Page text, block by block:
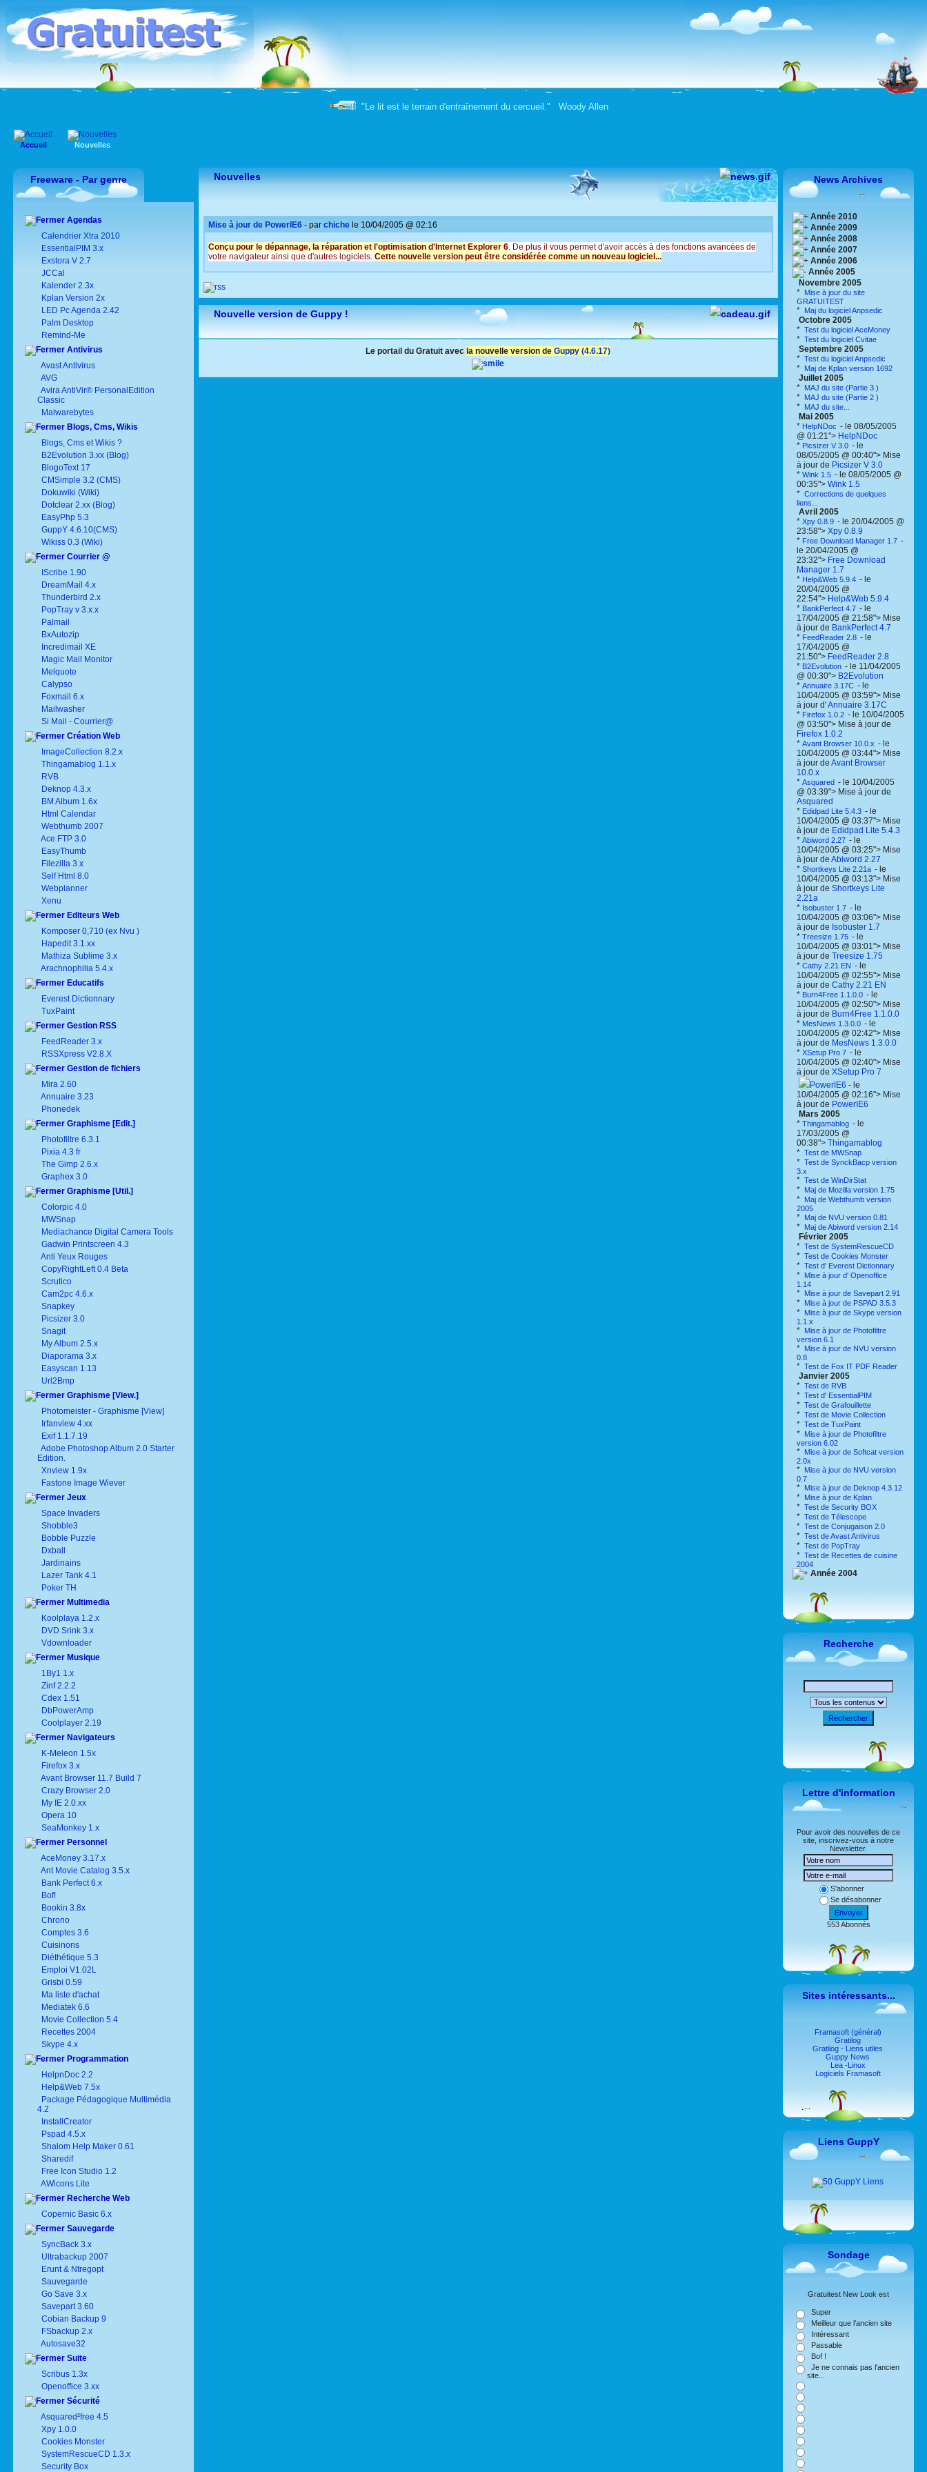
"Le lit est le terrain d'entraînement du cercueil." Woody Allen
Accueil Nouvelles
Freeware - Par genre
Agendas
Calendrier Xtra 2010
EssentialPIM 3.x
Exstora V 2.7
JCCal
Kalender 2.3x
Kplan Version 2x
LED Pc Agenda 2.42
Palm Desktop
Remind-Me
Antivirus
Avast Antivirus
AVG
Avira AntiVir® PersonalEdition
Classic
Malwarebytes
Blogs, Cms, Wikis
Blogs, Cms et Wikis ?
B2Evolution 3.xx (Blog)
BlogoText 17
CMSimple 3.2 (CMS)
Dokuwiki (Wiki)
Dotclear 2.xx (Blog)
EasyPhp 5.3
GuppY 4.6.10(CMS)
Wikiss 0.3 (Wiki)
Courrier @
IScribe 1.90
DreamMail 4.x
Thunderbird 2.x
PopTray v 3.x.x
Palmail
BxAutozip
Incredimail XE
Magic Mail Monitor
Melquote
Calypso
Foxmail 6.x
Mailwasher
Si Mail - Courrier@
Création Web
ImageCollection 8.2.x
Thingamablog 1.1.x
RVB
Deknop 4.3.x
BM Album 1.6x
Html Calendar
Webthumb 2007
Ace FTP 3.0
EasyThumb
Filezilla 3.x
Self Html 8.0
Webplanner
Xenu
Editeurs Web
Komposer 0,710 (ex Nvu )
Hapedit 3.1.xx
Mathiza Sublime 3.x
Arachnophilia 5.4.x
Educatifs
Everest Dictionnary
TuxPaint
Gestion RSS
FeedReader 3.x
RSSXpress V2.8.X
Gestion de fichiers
Mira 2.60
Annuaire 3.23
Phonedek
Graphisme [Edit.]
Photofiltre 6.3.1
Pixia 4.3 fr
The Gimp 2.6.x
Graphex 3.0
Graphisme [Util.]
Colorpic 4.0
MWSnap
Mediachance Digital Camera Tools
Gadwin Printscreen 4.3
Anti Yeux Rouges
CopyRightLeft 0.4 Beta
Scrutico
Cam2pc 4.6.x
Snapkey
Picsizer 3.0
Snagit
My Album 2.5.x
Diaporama 3.x
Easyscan 1.13
Url2Bmp
Graphisme [View.]
Photomeister - Graphisme [View]
Irfanview 4.xx
Exif 1.1.7.19
Adobe Photoshop Album 2.0 Starter
Edition.
Xnview 1.9x
Fastone Image Wiever
Jeux
Space Invaders
Shobble3
Bobble Puzzle
Dxball
Jardinains
Lazer Tank 4.1
Poker TH
Multimedia
Koolplaya 1.2.x
DVD Srink 3.x
Vdownloader
Musique
1By1 1.x
Zinf 2.2.2
Cdex 1.51
DbPowerAmp
Coolplayer 2.19
Navigateurs
K-Meleon 1.5x
Firefox 3.x
Avant Browser 11.7 Build 7
Crazy Browser 2.0
My IE 2.0.xx
Opera 10
SeaMonkey 1.x
Personnel
AceMoney 3.17.x
Ant Movie Catalog 3.5.x
Bank Perfect 6.x
Bof!
Bookin 3.8x
Chrono
Comptes 3.6
Cuisinons
Diéthétique 5.3
Emploi V1.02L
Grisbi 0.59
Ma liste d'achat
Mediatek 6.6
Movie Collection 5.4
Recettes 2004
Skype 4.x
Programmation
HelpnDoc 2.2
Help&Web 7.5x
Package Pédagogique Multimédia
4.2
InstallCreator
Pspad 4.5.x
Shalom Help Maker 0.61
Sharedif
Free Icon Studio 1.2
AWicons Lite
Recherche Web
Copernic Basic 6.x
Sauvegarde
SyncBack 3.x
Ultrabackup 2007
Erunt & Ntregopt
Sauvegarde
Go Save 3.x
Savepart 3.60
Cobian Backup 9
FSbackup 2.x
Autosave32
Suite
Scribus 1.3x
Openoffice 3.xx
Sécurité
Asquared²free 4.5
Xpy 1.0.0
Cookies Monster
SystemRescueCD 1.3.x
Security Box
Nouvelles
Mise à jour de PowerIE6 - par chiche le 10/04/2005 @ 02:16
Conçu pour le dépannage, la réparation et l'optimisation d'Internet Explorer 6. De plus il vous permet d'avoir accès à des fonctions avancées de
votre navigateur ainsi que d'autres logiciels. Cette nouvelle version peut être considérée comme un nouveau logiciel...
Nouvelle version de Guppy !
Le portail du Gratuit avec la nouvelle version de Guppy (4.6.17)
News Archives
Année 2010
Année 2009
Année 2008
Année 2007
Année 2006
Année 2005
Novembre 2005
* Mise à jour du site
GRATUITEST
* Maj du logiciel Anpsedic
Octobre 2005
* Test du logiciel AceMoney
* Test du logiciel Cvitae
Septembre 2005
* Test du logiciel Anpsedic
* Maj de Kplan version 1692
Juillet 2005
* MAJ du site (Partie 3 )
* MAJ du site (Partie 2 )
* MAJ du site...
Mai 2005
* HelpNDoc - le 08/05/2005
@ 01:21"> HelpNDoc
* Picsizer V 3.0 - le
08/05/2005 @ 00:40"> Mise
à jour de Picsizer V 3.0
* Wink 1.5 - le 08/05/2005 @
00:35"> Wink 1.5
* Corrections de quelques
liens...
Avril 2005
* Xpy 0.8.9 - le 20/04/2005 @
23:58"> Xpy 0.8.9
* Free Download Manager 1.7 -
le 20/04/2005 @
23:32"> Free Download
Manager 1.7
* Help&Web 5.9.4 - le
20/04/2005 @
22:54"> Help&Web 5.9.4
* BankPerfect 4.7 - le
17/04/2005 @ 21:58"> Mise
à jour de BankPerfect 4.7
* FeedReader 2.8 - le
17/04/2005 @
21:50"> FeedReader 2.8
* B2Evolution - le 11/04/2005
@ 00:30"> B2Evolution
* Annuaire 3.17C - le
10/04/2005 @ 03:59"> Mise
à jour d'Annuaire 3.17C
* Firefox 1.0.2 - le 10/04/2005
@ 03:50"> Mise à jour de
Firefox 1.0.2
* Avant Browser 10.0.x - le
10/04/2005 @ 03:44"> Mise
à jour de Avant Browser
10.0.x
* Asquared - le 10/04/2005
@ 03:39"> Mise à jour de
Asquared
* Edidpad Lite 5.4.3 - le
10/04/2005 @ 03:37"> Mise
à jour de Edidpad Lite 5.4.3
* Abiword 2.27 - le
10/04/2005 @ 03:25"> Mise
à jour de Abiword 2.27
* Shortkeys Lite 2.21a - le
10/04/2005 @ 03:13"> Mise
à jour de Shortkeys Lite
2.21a
* Isobuster 1.7 - le
10/04/2005 @ 03:06"> Mise
à jour de Isobuster 1.7
* Treesize 1.75 - le
10/04/2005 @ 03:01"> Mise
à jour de Treesize 1.75
* Cathy 2.21 EN - le
10/04/2005 @ 02:55"> Mise
à jour de Cathy 2.21 EN
* Burn4Free 1.1.0.0 - le
10/04/2005 @ 02:50"> Mise
à jour de Burn4Free 1.1.0.0
* MesNews 1.3.0.0 - le
10/04/2005 @ 02:42"> Mise
à jour de MesNews 1.3.0.0
* XSetup Pro 7 - le
10/04/2005 @ 02:40"> Mise
à jour de XSetup Pro 7
PowerIE6 - le
10/04/2005 @ 02:16"> Mise
à jour de PowerIE6
Mars 2005
* Thingamablog - le
17/03/2005 @
00:38"> Thingamablog
* Test de MWSnap
* Test de SynckBacp version
3.x
* Test de WinDirStat
* Maj de Mozilla version 1.75
* Maj de Webthumb version
2005
* Maj de NVU version 0.81
* Maj de Abiword version 2.14
Février 2005
* Test de SystemRescueCD
* Test de Cookies Monster
* Test d' Everest Dictionnary
* Mise à jour d' Openoffice
1.14
* Mise à jour de Savepart 2.91
* Mise à jour de PSPAD 3.5.3
* Mise à jour de Skype version
1.1.x
* Mise à jour de Photofiltre
version 6.1
* Mise à jour de NVU version
0.8
* Test de Fox IT PDF Reader
Janvier 2005
* Test de RVB
* Test d' EssentialPIM
* Test de Grafouillette
* Test de Movie Collection
* Test de TuxPaint
* Mise à jour de Photofiltre
version 6.02
* Mise à jour de Softcat version
2.0x
* Mise à jour de NVU version
0.7
* Mise à jour de Deknop 4.3.12
* Mise à jour de Kplan
* Test de Security BOX
* Test de Télescope
* Test de Conjugaison 2.0
* Test de Avast Antivirus
* Test de PopTray
* Test de Recettes de cuisine
2004
Année 2004
Recherche
Rechercher
Lettre d'information
Pour avoir des nouvelles de ce
site, inscrivez-vous à notre
Newsletter.
S'abonner
Se désabonner
Envoyer
553 Abonnés
Sites intéressants...
Framasoft (général)
Gratilog
Gratilog - Liens utiles
Guppy News
Lea -Linux
Logiciels Framasoft
Liens GuppY
Sondage
Gratuitest New Look est
Super
Meilleur que l'ancien site
Intéressant
Passable
Bof !
Je ne connais pas l'ancien
site...